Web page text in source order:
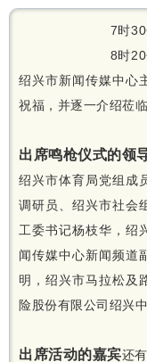
7时30
8时20
绍兴市新闻传媒中心
祝福，并逐一介绍莅
出席鸣枪仪式的领
绍兴市体育局党组成
调研员、绍兴市社会
工委书记杨枝华，绍
闻传媒中心新闻频道
明，绍兴市马拉松及
险股份有限公司绍兴
出席活动的嘉宾还有